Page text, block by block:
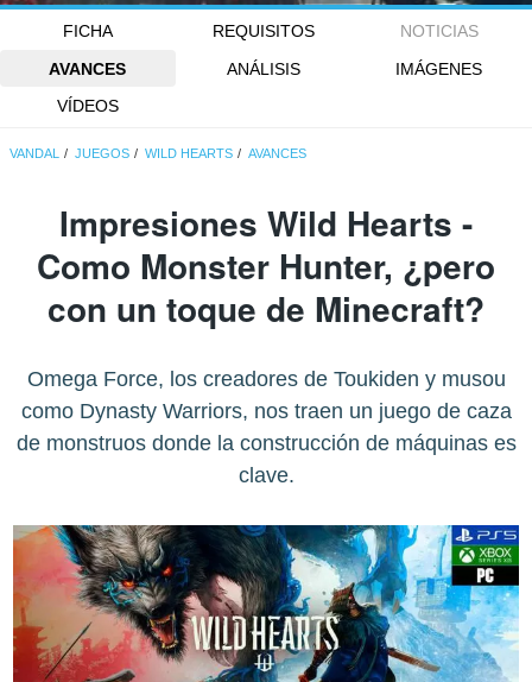
FICHA REQUISITOS
NOTICIAS
AVANCES
ANÁLISIS
IMÁGENES
VÍDEOS
VANDAL JUEGOS WILD HEARTS AVANCES
Impresiones Wild Hearts -
Como Monster Hunter, ¿pero
con un toque de Minecraft?
Omega Force, los creadores de Toukiden y musou
como Dynasty Warriors, nos traen un juego de caza
de monstruos donde la construcción de máquinas es
clave.